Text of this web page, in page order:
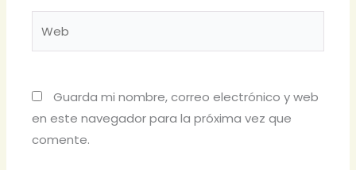
Guarda mi nombre, correo electrónico y web
en este navegador para la próxima vez que
comente.